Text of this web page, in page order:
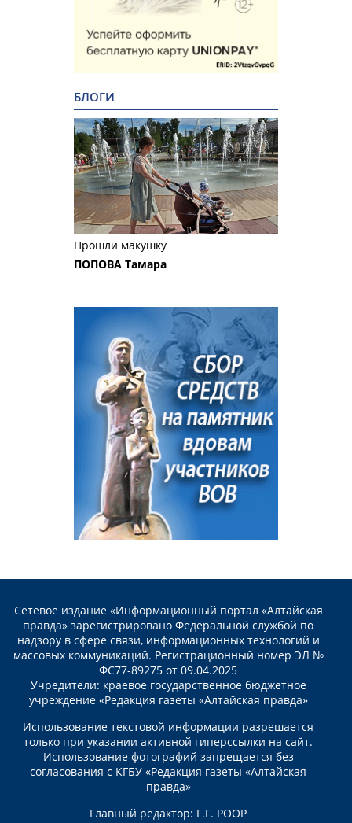
БЛОГИ
Прошли макушку
ПОПОВА Тамара
Сетевое издание «Информационный портал «Алтайская
правда» зарегистрировано Федеральной службой по
надзору в сфере связи, информационных технологий и
массовых коммуникаций. Регистрационный номер ЭЛ №
ФС77-89275 от 09.04.2025
Учредители: краевое государственное бюджетное
учреждение «Редакция газеты «Алтайская правда»
Использование текстовой информации разрешается
только при указании активной гиперссылки на сайт.
Использование фотографий запрещается без
согласования с КГБУ «Редакция газеты «Алтайская
правда»
Главный редактор: Г.Г. РООР